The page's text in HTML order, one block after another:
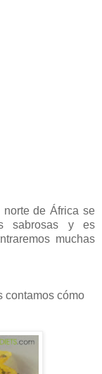
de África se
sabrosas y es
muchas
contamos cómo